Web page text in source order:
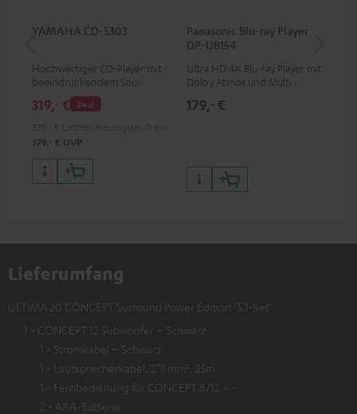
YAMAHA CD-S303
Hochwertiger CD-Player mit
beeindruckendem Sound und
wertiger Verarbeitung
Deal
319,‐ €
379, ‐ € UVP
Panasonic Blu-ray Player
DP-UB154
Ultra HD 4K Blu-ray Player mit
Dolby Atmos und Multi HDR-
HDR10+ für eine überragende
179,‐ €
Lieferumfang
ULTIMA 20 CONCEPT Surround Power Edition "5.1-Set"
1 × CONCEPT 12 Subwoofer – Schwarz
1 × Stromkabel – Schwarz
1 × Lautsprecherkabel, 2*1 mm², 25m
1 × Fernbedienung für CONCEPT 8/12 – -
2 × AAA-Batterie